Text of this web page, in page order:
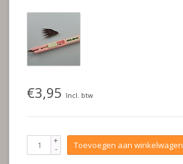
€3,95 Incl. btw
+
- Toevoegen aan winkelwagen